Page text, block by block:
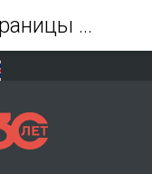
Sandvik расширяет границы автоматизации горных работ, представляя AutoMine® Concept - Журнал Горная промышленность